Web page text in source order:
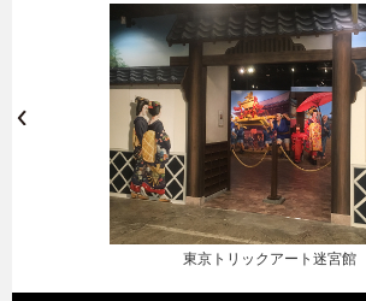
東京トリックアート迷宮館